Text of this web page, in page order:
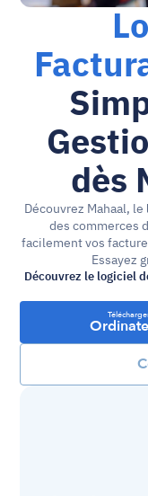
dès
Découvrez Mahaal, le
des commerces
facilement vos
Essayez
Découvrez le logiciel